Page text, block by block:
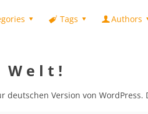
Tags Authors
Welt!
deutschen Version von